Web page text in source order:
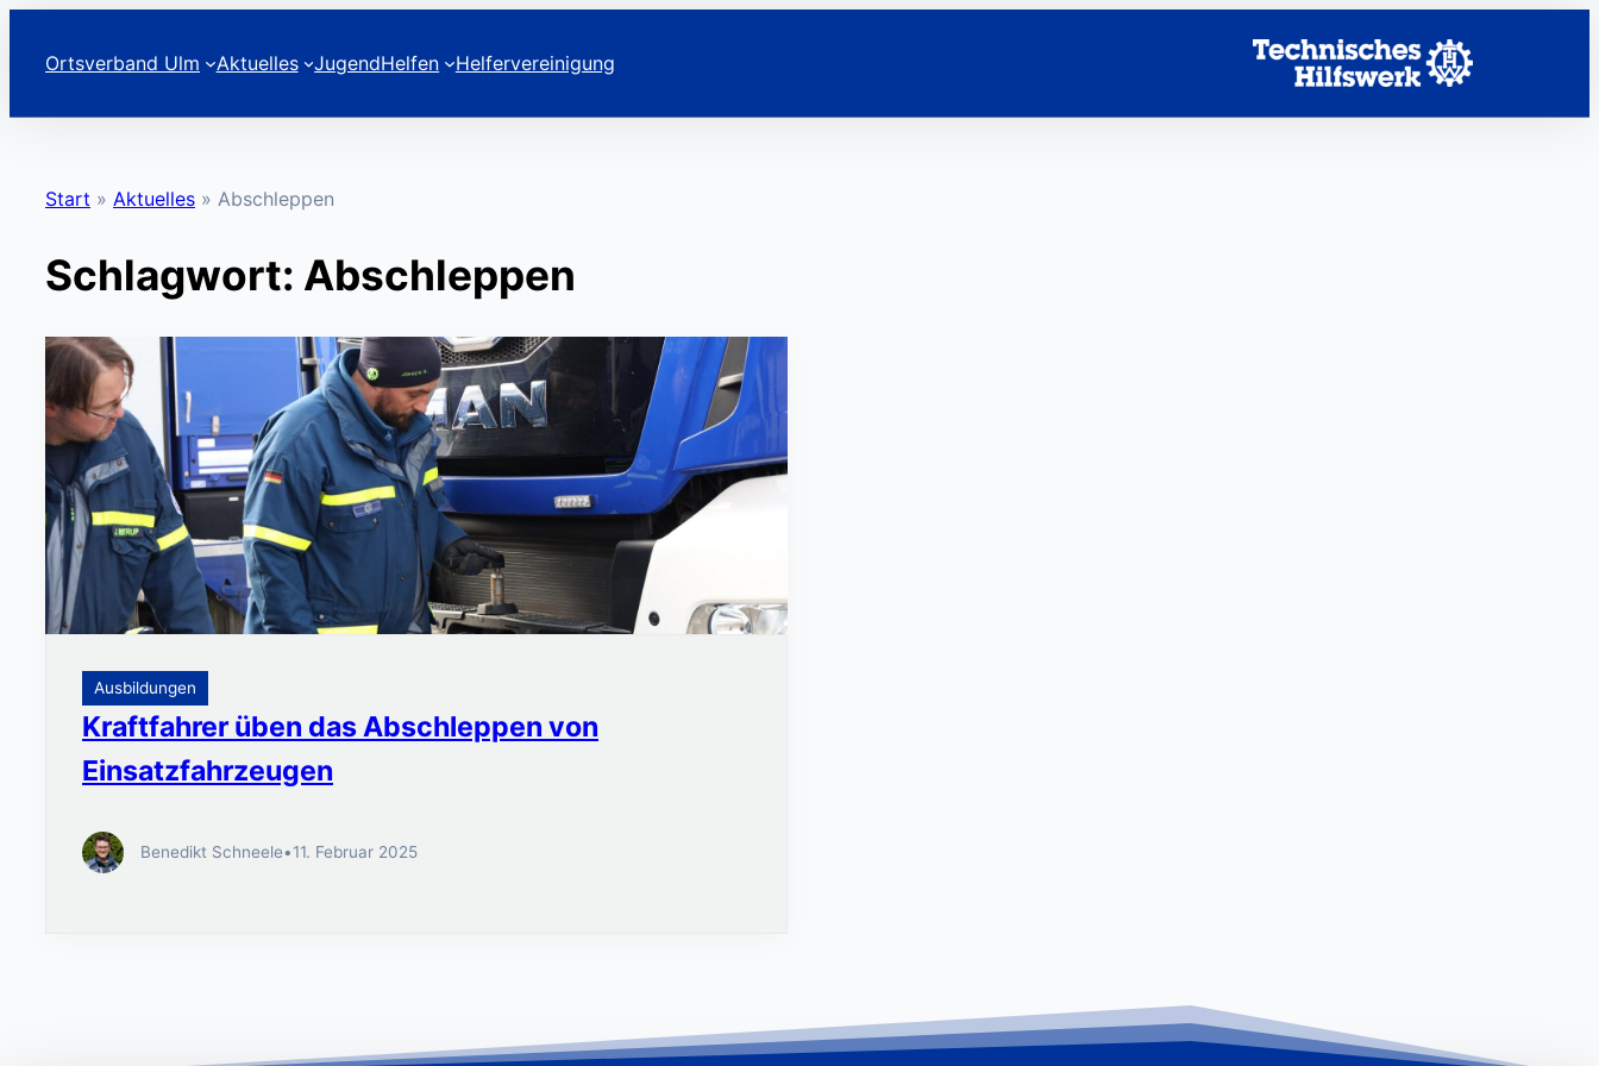
InhaltOrtsverband Ulm Aktuelles JugendHelfen Helfervereinigung
Start » Aktuelles » Abschleppen
Schlagwort: Abschleppen
Ausbildungen
Kraftfahrer üben das Abschleppen von
Einsatzfahrzeugen
Benedikt Schneele•11. Februar 2025